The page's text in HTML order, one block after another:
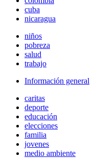
cuba
nicaragua
niños
pobreza
salud
trabajo
Información general
caritas
deporte
educación
elecciones
familia
jovenes
medio ambiente